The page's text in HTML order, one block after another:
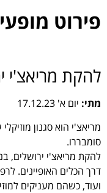
פירוט
להקת מריאצ'י
מתי: יום א' 17.12.23
מריאצ'י הוא סגנון
סומבררו.
להקת מריאצ'י ירושלים,
דרך הכלים האופיינים.
ועוד, כשהם מעניקים